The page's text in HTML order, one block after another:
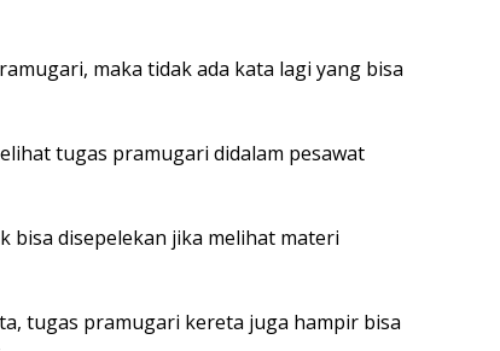
maka tidak ada kata lagi yang bisa
tugas pramugari didalam pesawat
bisa disepelekan jika melihat materi
tugas pramugari kereta juga hampir bisa